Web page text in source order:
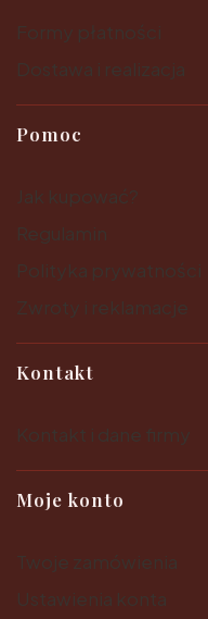
Pomoc
Kontakt
Moje konto